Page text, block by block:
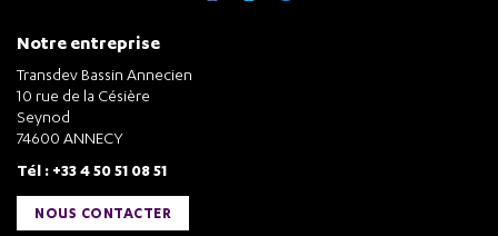
Notre entreprise
Transdev Bassin Annecien
10 rue de la Césière
Seynod
74600 ANNECY
Tél : +33 4 50 51 08 51
NOUS CONTACTER